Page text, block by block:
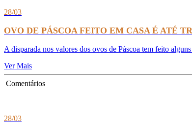
28/03
OVO DE PÁSCOA FEITO EM CASA É ATÉ
A disparada nos valores dos ovos de Páscoa tem feito
Ver Mais
Comentários
28/03